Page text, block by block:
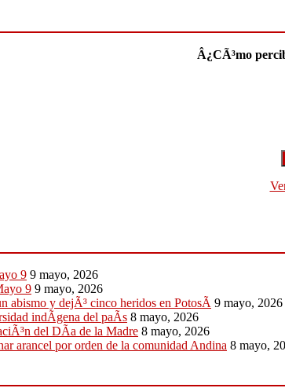
Â¿CÃ³mo
9 9 mayo, 2026
9 9 mayo, 2026
abismo y dejÃ³ cinco heridos en PotosÃ­ 9 mayo, 2026
indÃ­gena del paÃ­s 8 mayo, 2026
del DÃ­a de la Madre 8 mayo, 2026
arancel por orden de la comunidad Andina 8 mayo,